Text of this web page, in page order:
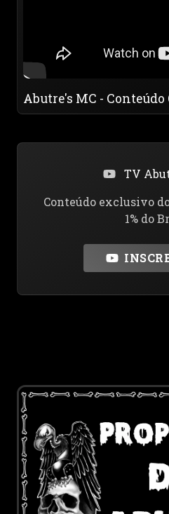
Abutre's MC -
TV
Conteúdo exclusivo
1% do